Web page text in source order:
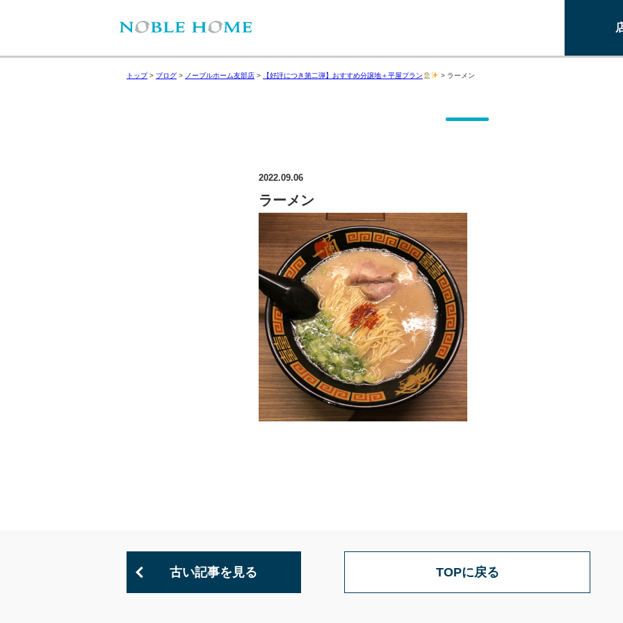
トップ> ブログ > ノーブルホーム友部店 > 【好評につき第二弾】おすすめ分譲地＋平屋プラン > ラーメン
2022.09.06
ラーメン
古い記事を見る TOPに戻る